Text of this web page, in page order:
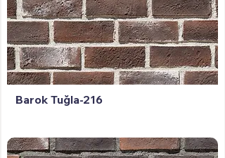
Barok Tuğla-216